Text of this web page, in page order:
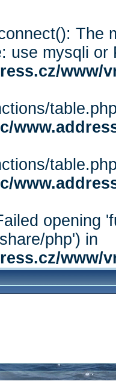
The
use mysqli or
www/
opening
php') in
www/